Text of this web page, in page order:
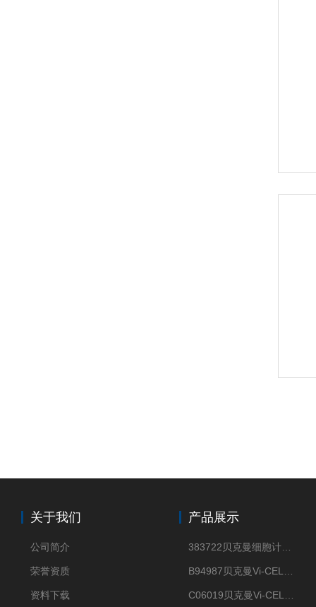
关于我们
公司简介
荣誉资质
资料下载
产品展示